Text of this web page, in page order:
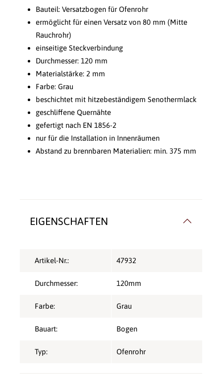
Bauteil: Versatzbogen für Ofenrohr
ermöglicht für einen Versatz von 80 mm (Mitte
Rauchrohr)
einseitige Steckverbindung
Durchmesser: 120 mm
Materialstärke: 2 mm
Farbe: Grau
beschichtet mit hitzebeständigem Senothermlack
geschliffene Quernähte
gefertigt nach EN 1856-2
nur für die Installation in Innenräumen
Abstand zu brennbaren Materialien: min. 375 mm
EIGENSCHAFTEN
Artikel-Nr.: 47932
Durchmesser: 120mm
Farbe: Grau
Bauart: Bogen
Typ: Ofenrohr